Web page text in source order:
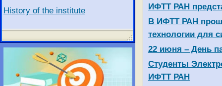
History of the institute
ИФТТ РАН
В ИФТТ РАН
технологии для
22 июня – День
Студенты
ИФТТ РАН